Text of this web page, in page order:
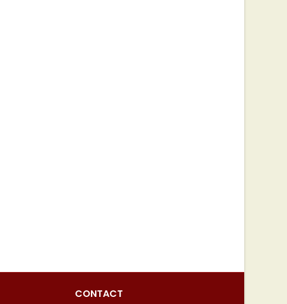
CONTACT